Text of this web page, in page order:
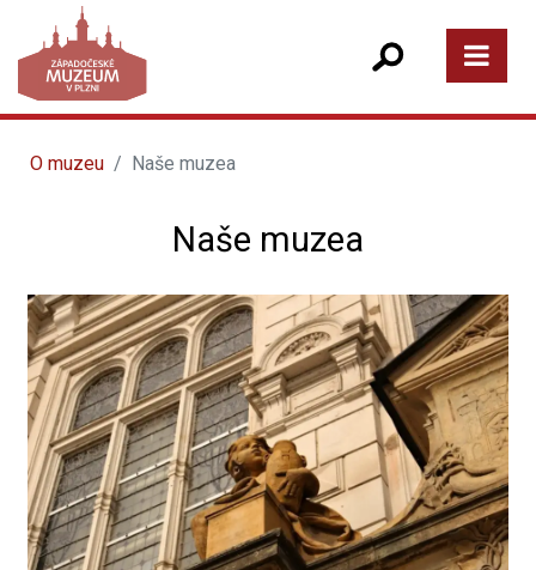
O muzeu Naše muzea
Naše muzea